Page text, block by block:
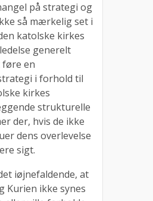
på strategi og
så mærkelig set i
katolske kirkes
generelt
føre en
i forhold til
kirkes
strukturelle
der, hvis de ikke
dens overlevelse
sigt.
iøjnefaldende, at
Kurien ikke synes